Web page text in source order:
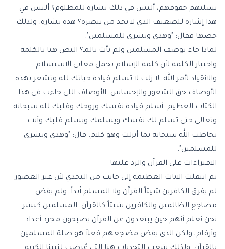
يسلبهم حقوقهم، أليس في ذلك بشارة للمظلوم؟ أليس في
هذا إشارة للضعيف الذي لا يجد من ينصره؟ هذه بشارة. ولذلك
خصها فقال: "وهدى وبشرى للمسلمين".
لماذا جاء بوصف المسلمين ولم يأت بالمـ؟ النص هنا بالكلمة
واختيار الكلمة لأن كلمة الإسلام تحمل معاني الاستسلام
والانقياد لأمر الله. لا زلت لا تسلم قيادة حياتك لله وتشعر بهذه
الأوصاف حق الشعور والإحساس. الأوصاف اللي جاءت في هذا
الكتاب العظيم. أسلم قيادة نفسك وروحك وقلبك لله سبحانه
وتعالى حتى تسلم لك نفسك ويسلمك ويسلم قلبك وأنت
تخاطب الله سبحانه بما أنزلت وهو كلام. قال: "وهدى وبشرى
للمسلمين".
الافتراءات على القرآن والرد عليها
ثم انتقلت الآيات العظيمة إلى جانب من التحدي لأن عبر العصور
لم يفرق الكافرين شيئاً القرآن ولا المسلم أبداً. ولم يقض
مضاجع الظالمين والكافرين شيئاً كالقرآن. المسلمين كبشر
نحن نعلم أنهم حين يبتعدون عن القرآن يصبحون مجرد أعداد
وأرقام، ولكن الذي يقض مضجعهم فعلاً هو صلة المسلمين